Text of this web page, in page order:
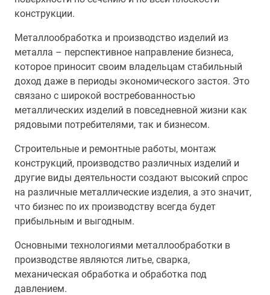
конструкции.
Металлообработка и производство изделий из
металла – перспективное направление бизнеса,
которое приносит своим владельцам стабильный
доход даже в периоды экономического застоя. Это
связано с широкой востребованностью
металлических изделий в повседневной жизни как
рядовыми потребителями, так и бизнесом.
Строительные и ремонтные работы, монтаж
конструкций, производство различных изделий и
другие виды деятельности создают высокий спрос
на различные металлические изделия, а это значит,
что бизнес по их производству всегда будет
прибыльным и выгодным.
Основными технологиями металлообработки в
производстве являются литье, сварка,
механическая обработка и обработка под
давлением.